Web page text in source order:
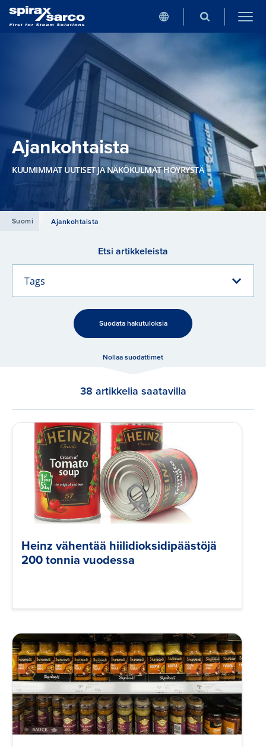
Ajankohtaista
KUUMIMMAT UUTISET JA NÄKÖKULMAT HÖYRYSTÄ
Suomi Ajankohtaista
Etsi artikkeleista
Tags
Suodata hakutuloksia
Nollaa suodattimet
38 artikkelia saatavilla
Heinz vähentää hiilidioksidipäästöjä
200 tonnia vuodessa